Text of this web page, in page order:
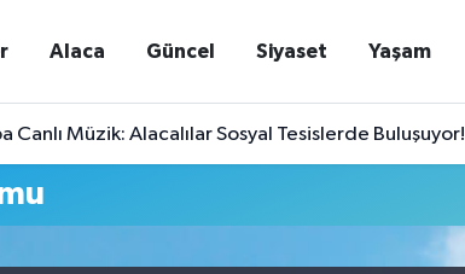
Alaca Güncel Siyaset Yaşam
Canlı Müzik: Alacalılar Sosyal Tesislerde Buluşuyor!